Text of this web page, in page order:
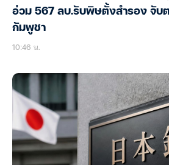
อ่วม 567 ลบ.รับพิษตั้งสำรอง จับ
กัมพูชา
10:46 น.